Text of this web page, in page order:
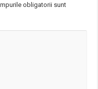
obligatorii sunt